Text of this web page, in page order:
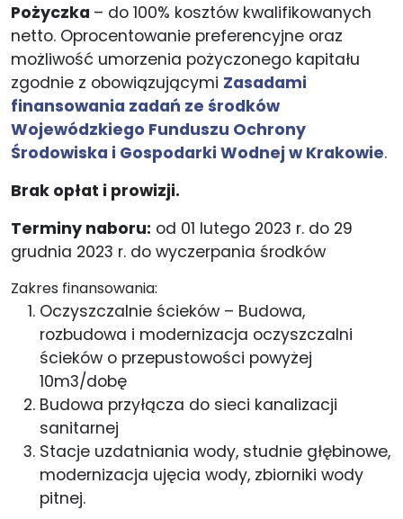
Pożyczka – do 100% kosztów kwalifikowanych
netto. Oprocentowanie preferencyjne oraz
możliwość umorzenia pożyczonego kapitału
zgodnie z obowiązującymi Zasadami
finansowania zadań ze środków
Wojewódzkiego Funduszu Ochrony
Środowiska i Gospodarki Wodnej w Krakowie.
Brak opłat i prowizji.
Terminy naboru: od 01 lutego 2023 r. do 29
grudnia 2023 r. do wyczerpania środków
Zakres finansowania:
Oczyszczalnie ścieków – Budowa,
rozbudowa i modernizacja oczyszczalni
ścieków o przepustowości powyżej
10m3/dobę
Budowa przyłącza do sieci kanalizacji
sanitarnej
Stacje uzdatniania wody, studnie głębinowe,
modernizacja ujęcia wody, zbiorniki wody
pitnej.